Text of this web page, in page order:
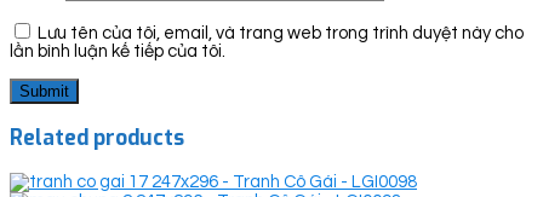
Lưu tên của tôi, email, và trang web trong trình duyệt này cho
lần bình luận kế tiếp của tôi.
Related products